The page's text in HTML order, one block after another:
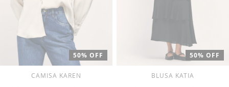
50% OFF
CAMISA KAREN
50% OFF
BLUSA KATIA